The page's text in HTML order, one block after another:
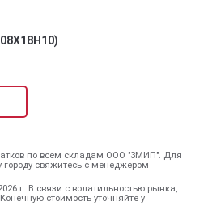
по всем складам ООО "ЗМИП". Для
городу свяжитесь с менеджером
г. В связи с волатильностью рынка,
стоимость уточняйте у